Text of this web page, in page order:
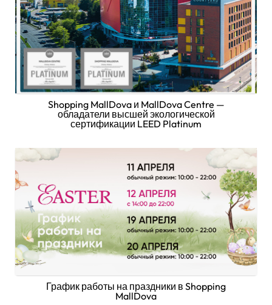
Shopping MallDova и MallDova Centre —
обладатели высшей экологической
сертификации LEED Platinum
График работы на праздники в Shopping
MallDova